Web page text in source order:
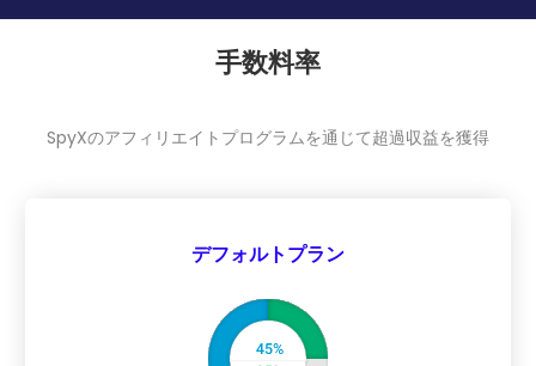
手数料率
SpyXのアフィリエイトプログラムを通じて超過収益を獲得
デフォルトプラン